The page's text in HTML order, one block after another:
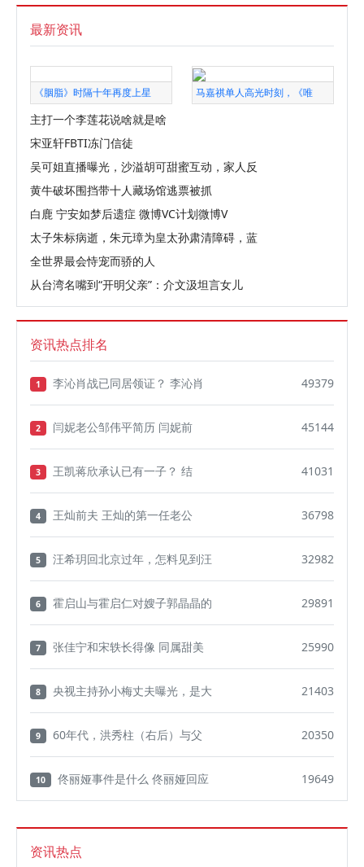
最新资讯
《胭脂》时隔十年再度上星 马嘉祺单人高光时刻，《唯
主打一个李莲花说啥就是啥
宋亚轩FBTI冻门信徒
吴可姐直播曝光，沙溢胡可甜蜜互动，家人反
黄牛破坏围挡带十人藏场馆逃票被抓
白鹿 宁安如梦后遗症 微博VC计划微博V
太子朱标病逝，朱元璋为皇太孙肃清障碍，蓝
全世界最会恃宠而骄的人
从台湾名嘴到“开明父亲”：介文汲坦言女儿
资讯热点排名
1 李沁肖战已同居领证？ 李沁肖 49379
2 闫妮老公邹伟平简历 闫妮前 45144
3 王凯蒋欣承认已有一子？ 结 41031
4 王灿前夫 王灿的第一任老公 36798
5 汪希玥回北京过年，怎料见到汪 32982
6 霍启山与霍启仁对嫂子郭晶晶的 29891
7 张佳宁和宋轶长得像 同属甜美 25990
8 央视主持孙小梅丈夫曝光，是大 21403
9 60年代，洪秀柱（右后）与父 20350
10 佟丽娅事件是什么 佟丽娅回应 19649
资讯热点